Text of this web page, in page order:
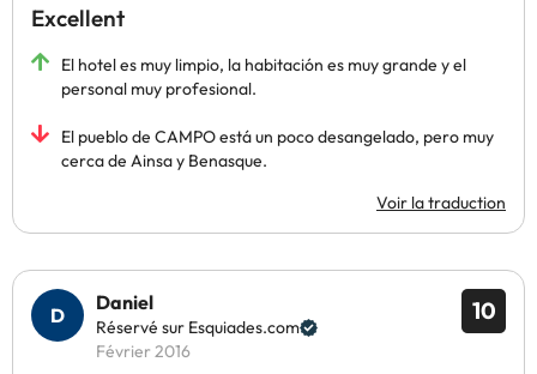
Excellent
El hotel es muy limpio, la habitación es muy grande y el
personal muy profesional.
El pueblo de CAMPO está un poco desangelado, pero muy
cerca de Ainsa y Benasque.
Voir la traduction
10
Daniel
Réservé sur Esquiades.com
Février 2016